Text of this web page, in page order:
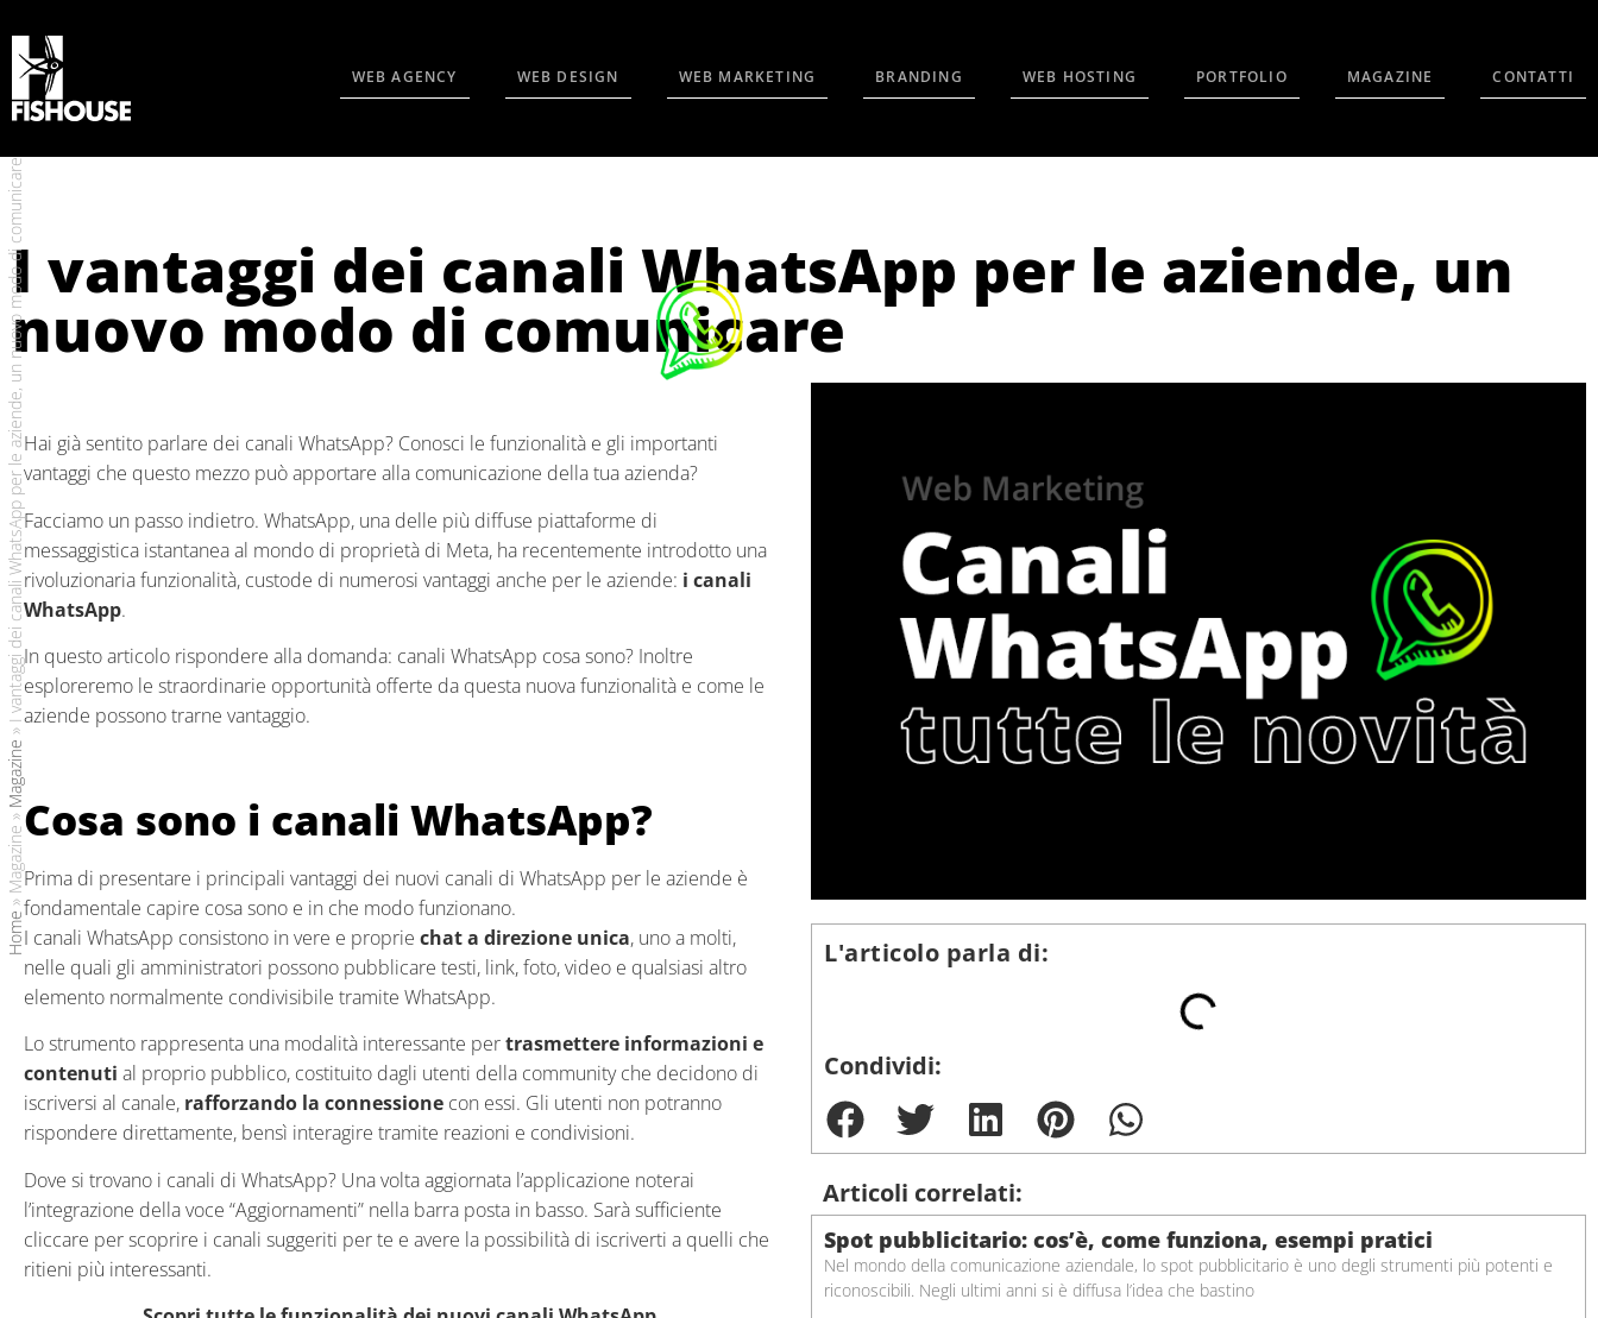
WEB AGENCY WEB DESIGN WEB MARKETING BRANDING WEB HOSTING PORTFOLIO MAGAZINE CONTATTI
Home
»
Magazine
»
Magazine
»
I vantaggi dei canali WhatsApp per le aziende, un nuovo modo di comunicare
I vantaggi dei canali WhatsApp per le aziende, un
nuovo modo di comunicare
Hai già sentito parlare dei canali WhatsApp? Conosci le funzionalità e gli importanti
vantaggi che questo mezzo può apportare alla comunicazione della tua azienda?
Facciamo un passo indietro. WhatsApp, una delle più diffuse piattaforme di
messaggistica istantanea al mondo di proprietà di Meta, ha recentemente introdotto una
rivoluzionaria funzionalità, custode di numerosi vantaggi anche per le aziende: i canali
WhatsApp.
In questo articolo rispondere alla domanda: canali WhatsApp cosa sono? Inoltre
esploreremo le straordinarie opportunità offerte da questa nuova funzionalità e come le
aziende possono trarne vantaggio.
Cosa sono i canali WhatsApp?
Prima di presentare i principali vantaggi dei nuovi canali di WhatsApp per le aziende è
fondamentale capire cosa sono e in che modo funzionano.
I canali WhatsApp consistono in vere e proprie chat a direzione unica, uno a molti,
nelle quali gli amministratori possono pubblicare testi, link, foto, video e qualsiasi altro
elemento normalmente condivisibile tramite WhatsApp.
Lo strumento rappresenta una modalità interessante pertrasmettere informazioni e
contenuti al proprio pubblico, costituito dagli utenti della community che decidono di
iscriversi al canale, rafforzando la connessione con essi. Gli utenti non potranno
rispondere direttamente, bensì interagire tramite reazioni e condivisioni.
Dove si trovano i canali di WhatsApp? Una volta aggiornata l’applicazione noterai
l’integrazione della voce “Aggiornamenti” nella barra posta in basso. Sarà sufficiente
cliccare per scoprire i canali suggeriti per te e avere la possibilità di iscriverti a quelli che
ritieni più interessanti.
L'articolo parla di:
Condividi:
Articoli correlati:
Spot pubblicitario: cos’è, come funziona, esempi pratici
Nel mondo della comunicazione aziendale, lo spot pubblicitario è uno degli strumenti più potenti e
riconoscibili. Negli ultimi anni si è diffusa l’idea che bastino